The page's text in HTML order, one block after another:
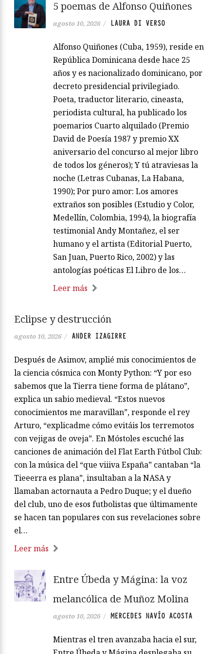
5 poemas de Alfonso Quiñones
agosto 10, 2026 / LAURA DI VERSO
Alfonso Quiñones (Cuba, 1959), reside en
República Dominicana desde hace 25
años y es nacionalizado dominicano, por
decreto presidencial privilegiado.
Poeta, traductor literario, cineasta,
periodista cultural, ha publicado los
poemarios Cuarto alquilado (Premio
David de Poesía 1987 y premio XX
aniversario del concurso al mejor libro
de todos los géneros); Y tú atraviesas la
noche (Letras Cubanas, La Habana,
1990); Por puro amor: Los amores
extraños son posibles (Estudio y Color,
Medellín, Colombia, 1994), la biografía
testimonial Andy Montañez, el ser
humano y el artista (Editorial Puerto,
San Juan, Puerto Rico, 2002) y las
antologías poéticas El Libro de los…
Leer más
Eclipse y destrucción
agosto 10, 2026 / ANDER IZAGIRRE
Después de Asimov, amplié mis conocimientos de
la ciencia cósmica con Monty Python: “Y por eso
sabemos que la Tierra tiene forma de plátano”,
explica un sabio medieval. “Estos nuevos
conocimientos me maravillan”, responde el rey
Arturo, “explicadme cómo evitáis los terremotos
con vejigas de oveja”. En Móstoles escuché las
canciones de animación del Flat Earth Fútbol Club:
con la música del “que viiiva España” cantaban “la
Tieeerra es plana”, insultaban a la NASA y
llamaban actornauta a Pedro Duque; y el dueño
del club, uno de esos futbolistas que últimamente
se hacen tan populares con sus revelaciones sobre
el…
Leer más
Entre Úbeda y Mágina: la voz
melancólica de Muñoz Molina
agosto 10, 2026 / MERCEDES NAVÍO ACOSTA
Mientras el tren avanzaba hacia el sur,